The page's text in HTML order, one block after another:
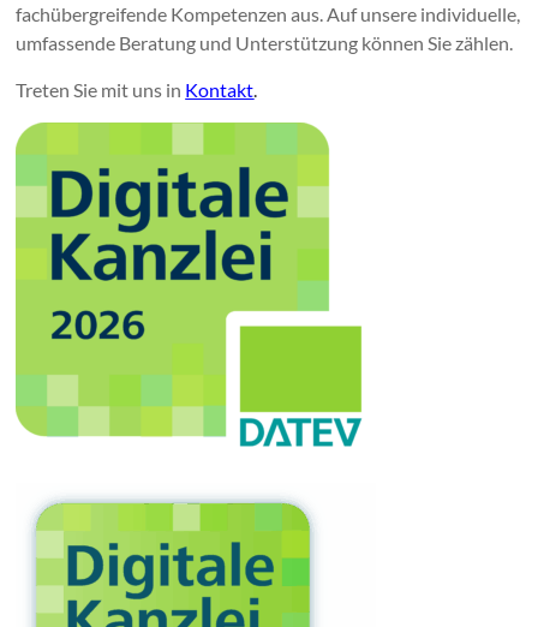
fachübergreifende Kompetenzen aus. Auf unsere individuelle,
umfassende Beratung und Unterstützung können Sie zählen.
Treten Sie mit uns in Kontakt.